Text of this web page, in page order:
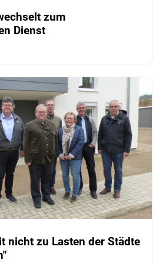
zum
Dienst
nicht zu Lasten der Städte